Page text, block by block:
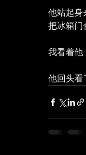
他站起身
把冰箱门
我看着他
他回头看